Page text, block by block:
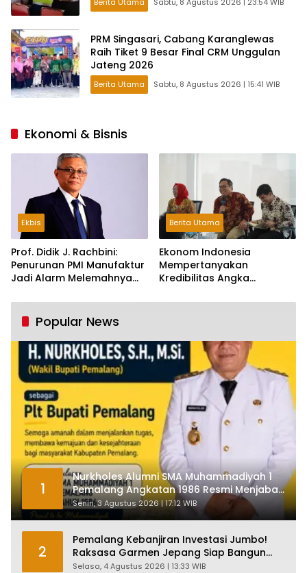
Berita Utama Sabtu, 8 Agustus 2026 | 23:54 WIB
PRM Singasari, Cabang Karanglewas
Raih Tiket 9 Besar Final CRM Unggulan
Jateng 2026
Berita Utama Sabtu, 8 Agustus 2026 | 15:41 WIB
Ekonomi & Bisnis
Ekbis
Prof. Didik J. Rachbini:
Penurunan PMI Manufaktur
Jadi Alarm Melemahnya
Berita Utama
Ekonom Indonesia
Mempertanyakan
Kredibilitas Angka
Tumbuh Tapi Rapuh
Popular News
1
Nurkholes Alumni SMA Muhammadiyah 1
Pemalang Angkatan 1986 Resmi Menjabat
Plt Bupati, Inilah Pesan Ketua Asmam 86
Senin, 3 Agustus 2026 | 17:12 WIB
2
Pemalang Kebanjiran Investasi Jumbo!
Raksasa Garmen Jepang Siap Bangun
Pabrik dan Serap Ribuan Tenaga Kerja
Selasa, 4 Agustus 2026 | 13:33 WIB